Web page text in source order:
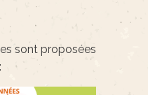
sont proposées